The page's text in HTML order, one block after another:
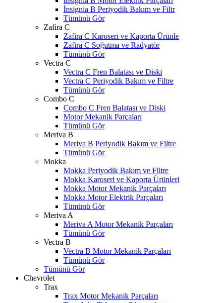
İnsignia B Periyodik Bakım ve Filtr
Tümünü Gör
Zafira C
Zafira C Karoseri ve Kaporta Ürünle
Zafira C Soğutma ve Radyatör
Tümünü Gör
Vectra C
Vectra C Fren Balatası ve Diski
Vectra C Periyodik Bakım ve Filtre
Tümünü Gör
Combo C
Combo C Fren Balatası ve Diski
Motor Mekanik Parçaları
Tümünü Gör
Meriva B
Meriva B Periyodik Bakım ve Filtre
Tümünü Gör
Mokka
Mokka Periyodik Bakım ve Filtre
Mokka Karoseri ve Kaporta Ürünleri
Mokka Motor Mekanik Parçaları
Mokka Motor Elektrik Parçaları
Tümünü Gör
Meriva A
Meriva A Motor Mekanik Parçaları
Tümünü Gör
Vectra B
Vectra B Motor Mekanik Parçaları
Tümünü Gör
Tümünü Gör
Chevrolet
Trax
Trax Motor Mekanik Parçaları